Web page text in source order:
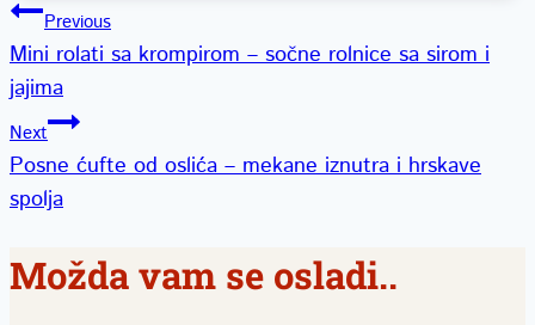
Kretanje
članka
Previous
Mini rolati sa krompirom – sočne rolnice sa sirom i
jajima
Next
Posne ćufte od oslića – mekane iznutra i hrskave
spolja
Možda vam se osladi..